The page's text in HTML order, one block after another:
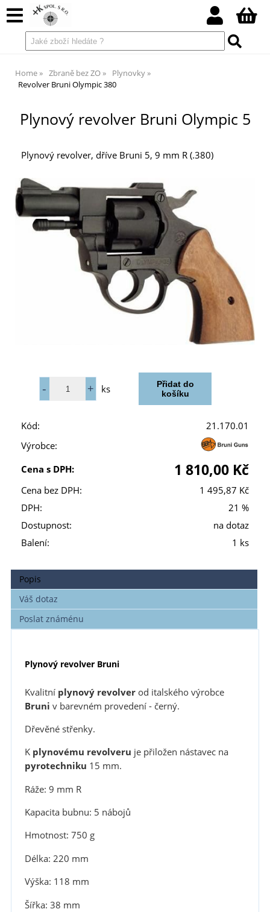
Home Zbraně bez ZO
Plynovky
Revolver Bruni Olympic 380
Plynový revolver Bruni Olympic 5
Plynový revolver, dříve Bruni 5, 9 mm R (.380)
ks
Kód:
21.170.01
Výrobce:
Cena s DPH:
1 810,00 Kč
Cena bez DPH:
1 495,87 Kč
DPH:
21 %
Dostupnost:
na dotaz
Balení:
1 ks
Popis
Váš dotaz
Poslat známénu
Plynový revolver Bruni
Kvalitní plynový revolverod italského výrobce
Bruni v barevném provedení - černý.
Dřevěné střenky.
Kplynovému revolveru je přiložen nástavec na
pyrotechniku 15 mm.
Ráže: 9 mm R
Kapacita bubnu: 5 nábojů
Hmotnost: 750 g
Délka: 220 mm
Výška: 118 mm
Šířka: 38 mm